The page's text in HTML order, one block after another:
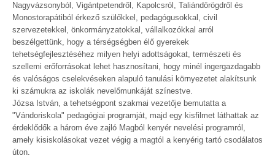
Nagyvázsonyból, Vigántpetendről, Kapolcsról, Taliándörögdről és
Monostorapátiból érkező szülőkkel, pedagógusokkal, civil
szervezetekkel, önkormányzatokkal, vállalkozókkal arról
beszélgettünk, hogy a térségségben élő gyerekek
tehetségfejlesztéséhez milyen helyi adottságokat, természeti és
szellemi erőforrásokat lehet hasznosítani, hogy minél ingergazdagabb
és valóságos cselekvéseken alapuló tanulási környezetet alakítsunk
ki számukra az iskolák nevelőmunkáját színestve.
Józsa István, a tehetségpont szakmai vezetője bemutatta a
"Vándoriskola" pedagógiai programját, majd egy kisfilmet láthattak az
érdeklődők a három éve zajló Magból kenyér nevelési programról,
amely kisiskolásokat vezet végig a magtól a kenyérig tartó csodálatos
úton.